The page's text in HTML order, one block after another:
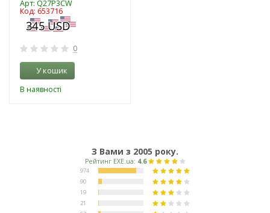
Арт: Q27P3CW
Код: 653716
0
У кошик
В наявності
З Вами з 2005 року.